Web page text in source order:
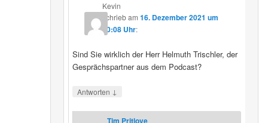
Kevin
schriebam16. Dezember 2021 um
20:08 Uhr:
Sind Sie wirklich der Herr Helmuth Trischler, der
Gesprächspartner aus dem Podcast?
Antworten ↓
Tim Pritlove